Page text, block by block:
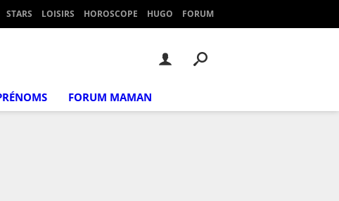
STARS LOISIRS HOROSCOPE HUGO FORUM
FORUM MAMAN